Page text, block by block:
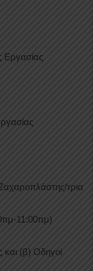
Εργασίας
τρια
11:00πμ)
και (β) Οδηγοί